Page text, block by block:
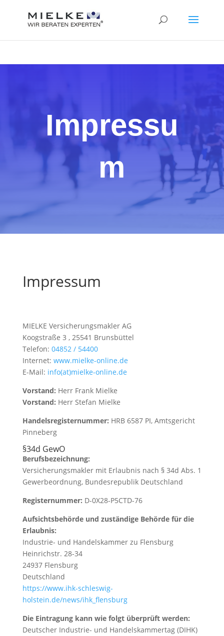
MIELKE Versicherungsmakler AG
Bewertungen auf ProvenExpert.com
Impressu
m
Impressum
MIELKE Versicherungsmakler AG
Koogstraße 3 , 25541 Brunsbüttel
Telefon: 04852 / 54400
Internet: www.mielke-online.de
E-Mail: info(at)mielke-online.de
Vorstand: Herr Frank Mielke
Vorstand: Herr Stefan Mielke
Handelsregisternummer: HRB 6587 PI, Amtsgericht
Pinneberg
§34d GewO
Berufsbezeichnung:
Versicherungsmakler mit Erlaubnis nach § 34d Abs. 1
Gewerbeordnung, Bundesrepublik Deutschland
Registernummer: D-0X28-P5CTD-76
Aufsichtsbehörde und zuständige Behörde für die
Erlaubnis:
Industrie- und Handelskammer zu Flensburg
Heinrichstr. 28-34
24937 Flensburg
Deutschland
https://www.ihk-schleswig-
holstein.de/news/ihk_flensburg
Die Eintragung kann wie folgt überprüft werden:
Deutscher Industrie- und Handelskammertag (DIHK)